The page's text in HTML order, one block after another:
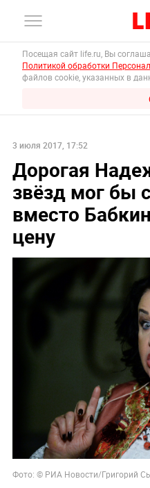
Посещая сайт life.ru, Вы
Политикой обработки
файлов cookie, указанных в
3 июля 2017, 17:52
Дорогая
звёзд мог бы
вместо
цену
Фото: © РИА Новости/Григорий